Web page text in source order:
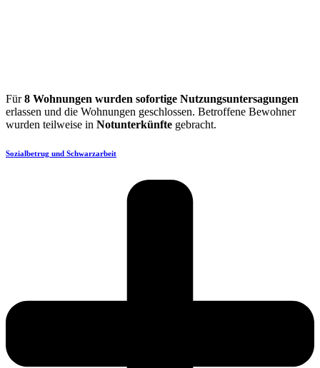
Für8 Wohnungen wurden sofortige Nutzungsuntersagungen
erlassen und die Wohnungen geschlossen. Betroffene Bewohner
wurden teilweise in Notunterkünfte gebracht.
Sozialbetrug und Schwarzarbeit